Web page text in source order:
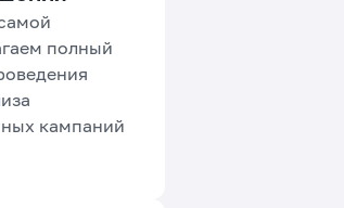
полный
кампаний